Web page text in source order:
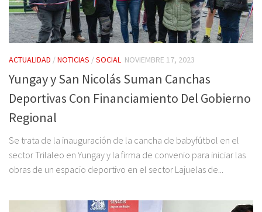
ACTUALIDAD /NOTICIAS /SOCIAL NOVIEMBRE 17, 2023
Yungay y San Nicolás Suman Canchas
Deportivas Con Financiamiento Del Gobierno
Regional
Se trata de la inauguración de la cancha de babyfútbol en el
sector Trilaleo en Yungay y la firma de convenio para iniciar las
obras de un espacio deportivo en el sector Lajuelas de...